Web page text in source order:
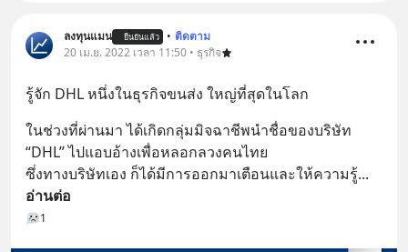
ลงทุนแมน ยืนยันแล้ว • ติดตาม
20 เม.ย. 2022 เวลา 11:50 • ธุรกิจ
รู้จัก DHL หนึ่งในธุรกิจขนส่ง ใหญ่ที่สุดในโลก
ในช่วงที่ผ่านมา ได้เกิดกลุ่มมิจฉาชีพนำชื่อของบริษัท
“DHL” ไปแอบอ้างเพื่อหลอกลวงคนไทย
ซึ่งทางบริษัทเอง ก็ได้มีการออกมาเตือนและให้ความรู้
อ่านต่อ
1